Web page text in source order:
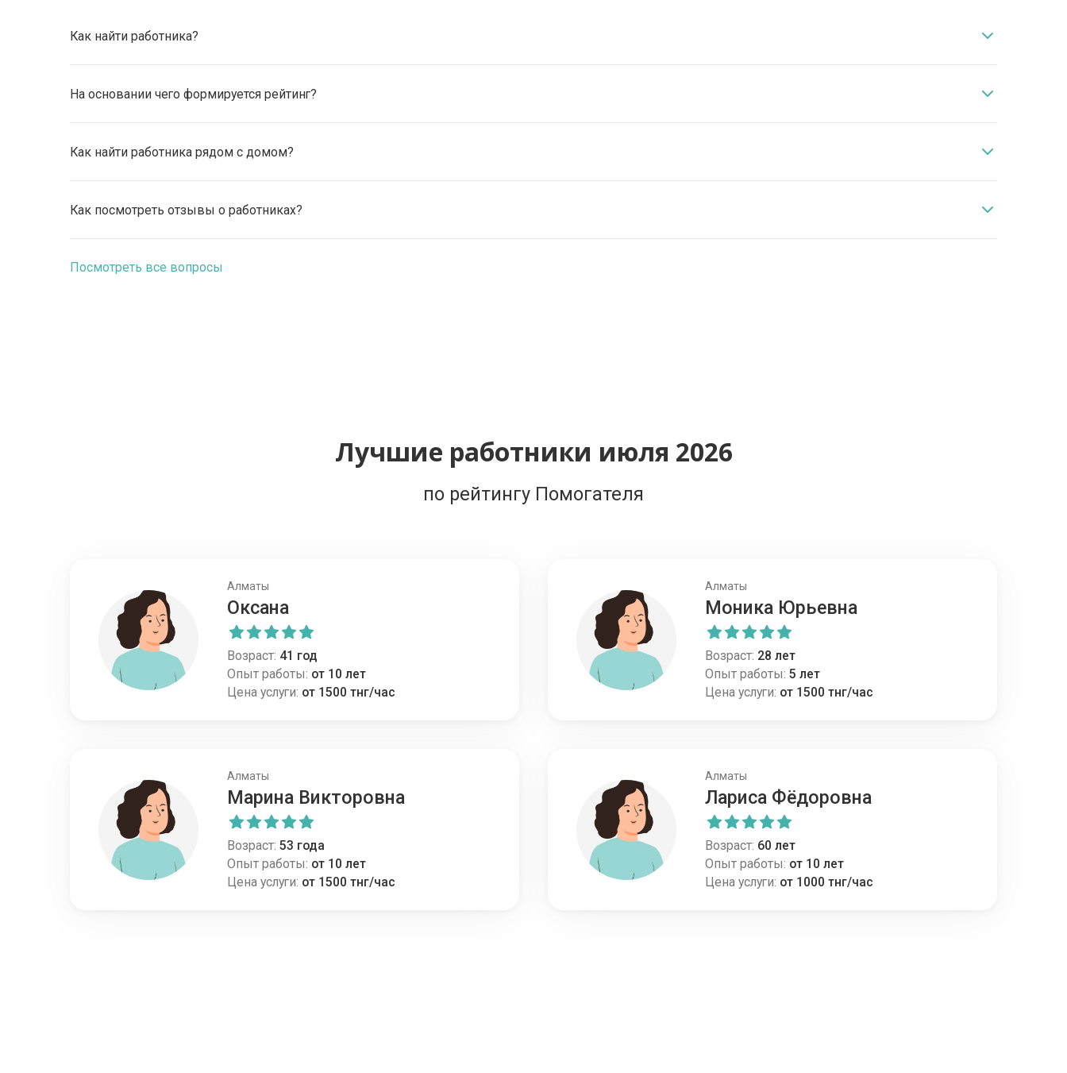
Как найти работника?
На основании чего формируется рейтинг?
Как найти работника рядом с домом?
Как посмотреть отзывы о работниках?
Посмотреть все вопросы
Лучшие работники июля 2026
по рейтингу Помогателя
Алматы
Оксана
Возраст: 41 год
Опыт работы: от 10 лет
Цена услуги: от 1500 тнг/час
Алматы
Моника Юрьевна
Возраст: 28 лет
Опыт работы: 5 лет
Цена услуги: от 1500 тнг/час
Алматы
Марина Викторовна
Возраст: 53 года
Опыт работы: от 10 лет
Цена услуги: от 1500 тнг/час
Алматы
Лариса Фёдоровна
Возраст: 60 лет
Опыт работы: от 10 лет
Цена услуги: от 1000 тнг/час